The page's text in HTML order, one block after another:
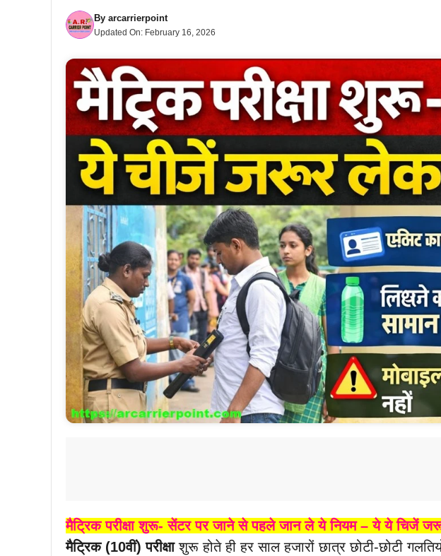
By arcarrierpoint
Updated On: February 16, 2026
मैट्रिक परीक्षा शुरू- सेंटर पर जाने से पहले जान ले ये नियम – ये ये चिजें
मैट्रिक (10वीं) परीक्षाशुरू होते ही हर साल हजारों छात्र छोटी-छोटी